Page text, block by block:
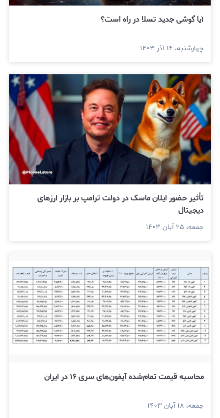
آیا گوشی جدید تسلا در راه است؟
چهارشنبه، ۱۴ آذر ۱۴۰۳
تأثیر حضور ایلان ماسک در دولت ترامپ بر بازار ارزهای
دیجیتال
جمعه، ۲۵ آبان ۱۴۰۳
محاسبه قیمت تمام‌شده آیفون‌های سری ۱۶ در ایران
جمعه، ۱۸ آبان ۱۴۰۳